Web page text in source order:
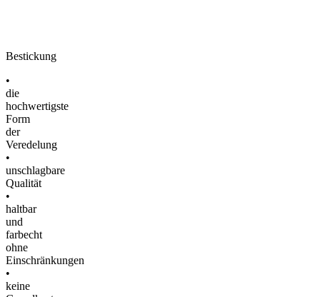
Bestickung
•
die
hochwertigste
Form
der
Veredelung
•
unschlagbare
Qualität
•
haltbar
und
farbecht
ohne
Einschränkungen
•
keine